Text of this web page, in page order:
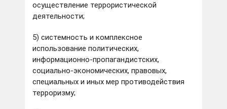
осуществление террористической
деятельности;
5) системность и комплексное
использование политических,
информационно-пропагандистских,
социально-экономических, правовых,
специальных и иных мер противодействия
терроризму;